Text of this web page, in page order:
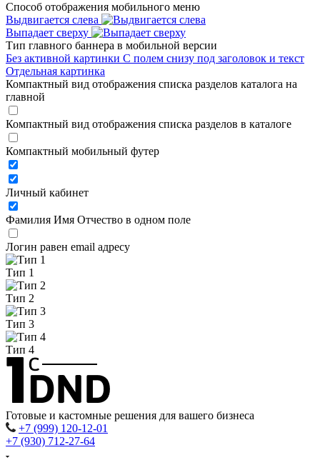
Способ отображения мобильного меню
Выдвигается слева
Выпадает сверху
Тип главного баннера в мобильной версии
Без активной картинки С полем снизу под заголовок и текст
Отдельная картинка
Компактный вид отображения списка разделов каталога на
главной
Компактный вид отображения списка разделов в каталоге
Компактный мобильный футер
Личный кабинет
Фамилия Имя Отчество в одном поле
Логин равен email адресу
Тип 1
Тип 2
Тип 3
Тип 4
Готовые и кастомные решения для вашего бизнеса
+7 (999) 120-12-01
+7 (930) 712-27-64